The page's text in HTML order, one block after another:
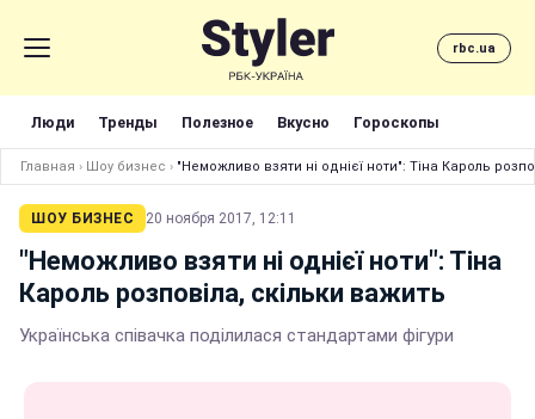
rbc.ua
Люди Тренды Полезное Вкусно Гороскопы
Главная › Шоу бизнес › "Неможливо взяти ні однієї ноти": Тіна Кароль
ШОУ БИЗНЕС 20 ноября 2017, 12:11
"Неможливо взяти ні однієї ноти": Тіна
Кароль розповіла, скільки важить
Українська співачка поділилася стандартами фігури